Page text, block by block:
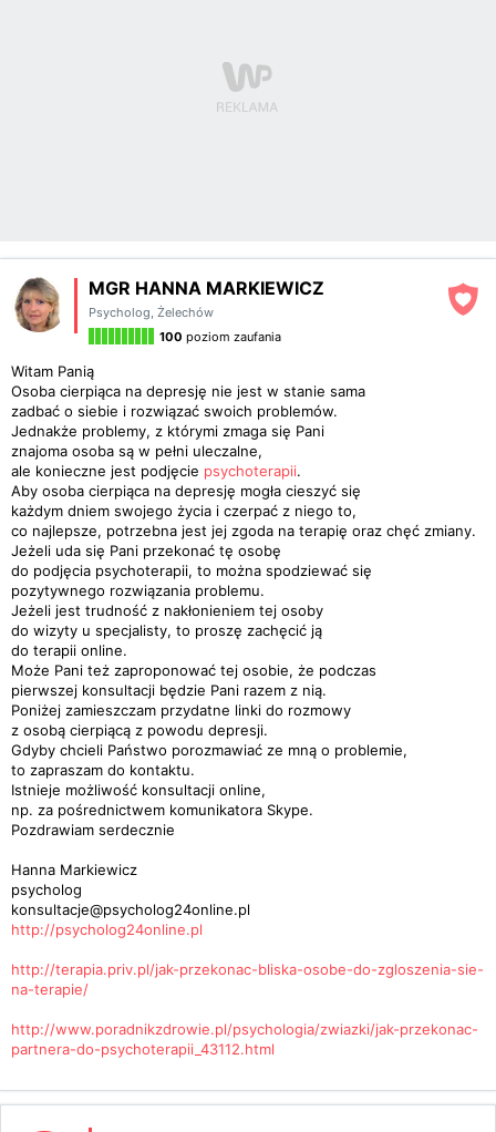
MGR HANNA MARKIEWICZ
Psycholog, Żelechów
100 poziom zaufania
Witam Panią
Osoba cierpiąca na depresję nie jest w stanie sama
zadbać o siebie i rozwiązać swoich problemów.
Jednakże problemy, z którymi zmaga się Pani
znajoma osoba są w pełni uleczalne,
ale konieczne jest podjęcie psychoterapii.
Aby osoba cierpiąca na depresję mogła cieszyć się
każdym dniem swojego życia i czerpać z niego to,
co najlepsze, potrzebna jest jej zgoda na terapię oraz chęć zmiany.
Jeżeli uda się Pani przekonać tę osobę
do podjęcia psychoterapii, to można spodziewać się
pozytywnego rozwiązania problemu.
Jeżeli jest trudność z nakłonieniem tej osoby
do wizyty u specjalisty, to proszę zachęcić ją
do terapii online.
Może Pani też zaproponować tej osobie, że podczas
pierwszej konsultacji będzie Pani razem z nią.
Poniżej zamieszczam przydatne linki do rozmowy
z osobą cierpiącą z powodu depresji.
Gdyby chcieli Państwo porozmawiać ze mną o problemie,
to zapraszam do kontaktu.
Istnieje możliwość konsultacji online,
np. za pośrednictwem komunikatora Skype.
Pozdrawiam serdecznie
Hanna Markiewicz
psycholog
konsultacje@psycholog24online.pl
http://psycholog24online.pl
http://terapia.priv.pl/jak-przekonac-bliska-osobe-do-zgloszenia-sie-
na-terapie/
http://www.poradnikzdrowie.pl/psychologia/zwiazki/jak-przekonac-
partnera-do-psychoterapii_43112.html